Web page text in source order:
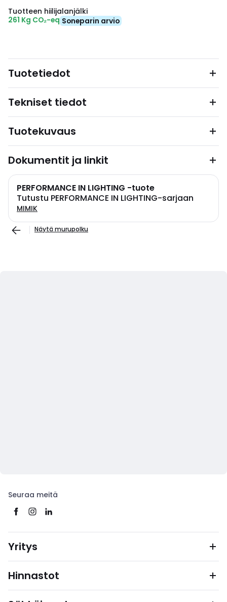
Tuotteen hiilijalanjälki
261 Kg CO₂-eq Soneparin arvio
Tuotetiedot
Tekniset tiedot
Tuotekuvaus
Dokumentit ja linkit
PERFORMANCE IN LIGHTING -tuote
Tutustu PERFORMANCE IN LIGHTING-sarjaan
MIMIK
Näytä murupolku
Seuraa meitä
Yritys
Hinnastot